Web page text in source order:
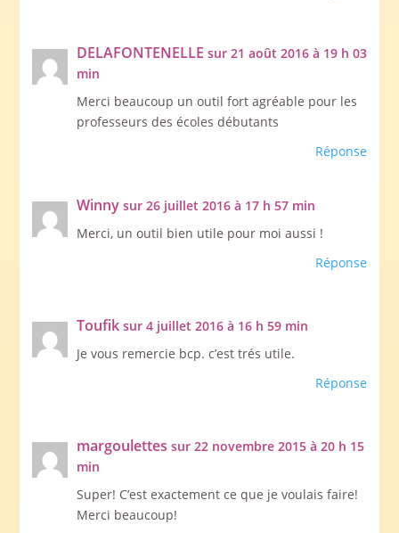
DELAFONTENELLE sur 21 août 2016 à 19 h 03
min
Merci beaucoup un outil fort agréable pour les
professeurs des écoles débutants
Réponse
Winny sur 26 juillet 2016 à 17 h 57 min
Merci, un outil bien utile pour moi aussi !
Réponse
Toufik sur 4 juillet 2016 à 16 h 59 min
Je vous remercie bcp. c’est trés utile.
Réponse
margoulettes sur 22 novembre 2015 à 20 h 15
min
Super! C’est exactement ce que je voulais faire!
Merci beaucoup!